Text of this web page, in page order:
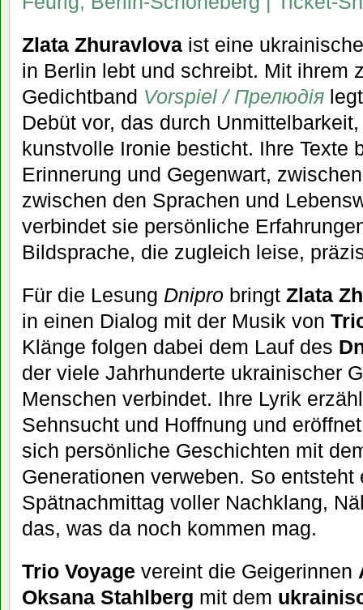
Zlata Zhuravlova ist eine
in Berlin lebt und schreibt. Mit ihrem
Gedichtband Vorspiel / Прелюдія
Debüt vor, das durch
kunstvolle Ironie besticht. Ihre Texte
Erinnerung und Gegenwart,
zwischen den Sprachen und
verbindet sie persönliche
Bildsprache, die zugleich leise,
Für die Lesung Dnipro bringt Zlata
in einen Dialog mit der Musik von
Klänge folgen dabei dem Lauf des
der viele Jahrhunderte ukrainischer
Menschen verbindet. Ihre Lyrik
Sehnsucht und Hoffnung und
sich persönliche Geschichten mit
Generationen verweben. So entsteht
Spätnachmittag voller Nachklang,
das, was da noch kommen mag.
Trio Voyage vereint die Geigerinnen
Oksana Stahlberg mit dem